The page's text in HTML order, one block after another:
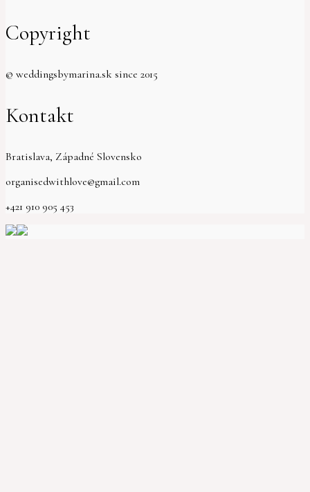
Copyright
© weddingsbymarina.sk since 2015
Kontakt
Bratislava, Západné Slovensko
organisedwithlove@gmail.com
+421 910 905 453